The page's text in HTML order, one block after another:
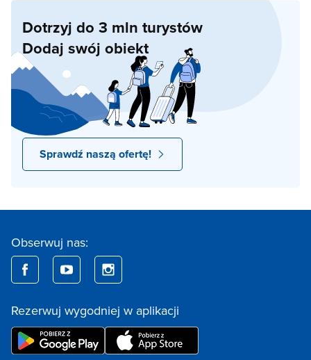
Dotrzyj do 3 mln turystów
Dodaj swój obiekt
Sprawdź naszą ofertę!
Obserwuj nas:
Rezerwuj wygodniej w aplikacji